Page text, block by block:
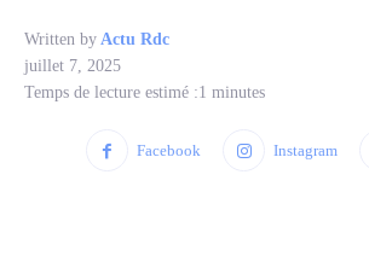
Written by Actu Rdc
juillet 7, 2025
Temps de lecture estimé :1 minutes
Facebook Instagram